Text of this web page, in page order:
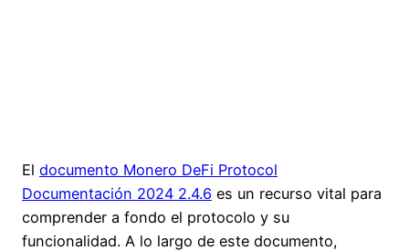
El documento Monero DeFi Protocol
Documentación 2024 2.4.6 es un recurso vital para
comprender a fondo el protocolo y su
funcionalidad. A lo largo de este documento,